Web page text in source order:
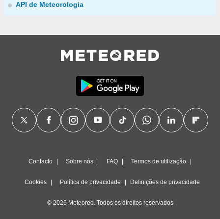
API de Meteorologia
Contacto Sobre nós FAQ Termos de utilização
Cookies Política de privacidade Definições de privacidade
© 2026 Meteored. Todos os direitos reservados